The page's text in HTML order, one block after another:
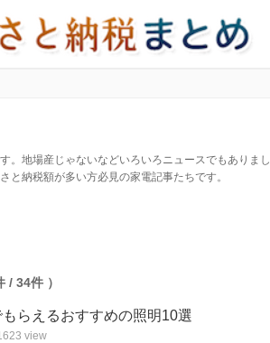
。地場産じゃないなどいろいろニュースでもありまし
と納税額が多い方必見の家電記事たちです。
/ 34件 ）
らえるおすすめの照明10選
view